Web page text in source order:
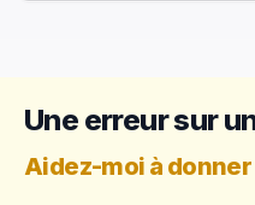
Une erreur sur
Aidez-moi à